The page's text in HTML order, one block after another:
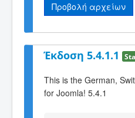
Προβολή αρχείων
Έκδοση 5.4.1.1
This is the German,
for Joomla! 5.4.1